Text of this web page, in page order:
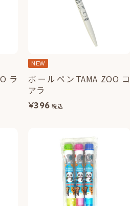
ラ
NEW
ボールペンTAMA ZOO コ
アラ
¥396 税込